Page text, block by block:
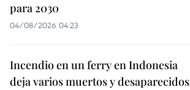
para 2030
04/08/2026 04:23
Incendio en un ferry en Indonesia
deja varios muertos y desaparecidos